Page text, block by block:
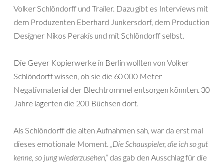
Volker Schlöndorff und Trailer. Dazu gibt es Interviews mit
dem Produzenten Eberhard Junkersdorf, dem Production
Designer Nikos Perakis und mit Schlöndorff selbst.
Die Geyer Kopierwerke in Berlin wollten von Volker
Schlöndorff wissen, ob sie die 60 000 Meter
Negativmaterial der Blechtrommel entsorgen könnten. 30
Jahre lagerten die 200 Büchsen dort.
Als Schlöndorff die alten Aufnahmen sah, war da erst mal
dieses emotionale Moment. „Die Schauspieler, die ich so gut
kenne, so jung wiederzusehen,“ das gab den Ausschlag für die